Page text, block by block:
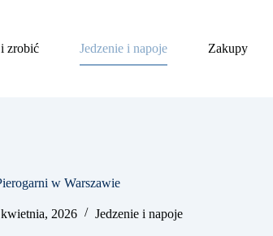
zrobić
Jedzenie i napoje Zakupy
w Warszawie
2026 Jedzenie i napoje